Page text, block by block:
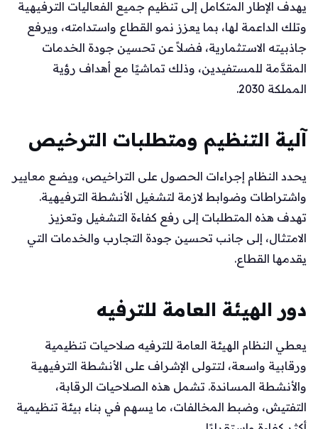
يهدف الإطار المتكامل إلى تنظيم جميع الفعاليات الترفيهية
وتلك الداعمة لها، بما يعزز نمو القطاع واستدامته، ويرفع
جاذبيته الاستثمارية، فضلاً عن تحسين جودة الخدمات
المقدَّمة للمستفيدين، وذلك تماشيًا مع أهداف رؤية
المملكة 2030.
آلية التنظيم ومتطلبات الترخيص
يحدد النظام إجراءات الحصول على التراخيص، ويضع معايير
واشتراطات وضوابط لازمة لتشغيل الأنشطة الترفيهية.
تهدف هذه المتطلبات إلى رفع كفاءة التشغيل وتعزيز
الامتثال، إلى جانب تحسين جودة التجارب والخدمات التي
يقدمها القطاع.
دور الهيئة العامة للترفيه
يعطي النظام الهيئة العامة للترفيه صلاحيات تنظيمية
ورقابية واسعة، لتتولى الإشراف على الأنشطة الترفيهية
والأنشطة المساندة. تشمل هذه الصلاحيات الرقابة،
التفتيش، وضبط المخالفات، ما يسهم في بناء بيئة تنظيمية